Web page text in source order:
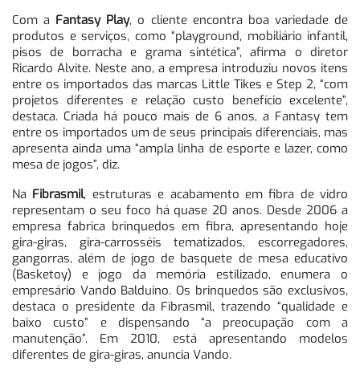
Com a Fantasy Play, o cliente encontra boa variedade de
produtos e serviços, como “playground, mobiliário infantil,
pisos de borracha e grama sintética”, afirma o diretor
Ricardo Alvite. Neste ano, a empresa introduziu novos itens
entre os importados das marcas Little Tikes e Step 2, “com
projetos diferentes e relação custo benefício excelente”,
destaca. Criada há pouco mais de 6 anos, a Fantasy tem
entre os importados um de seus principais diferenciais, mas
apresenta ainda uma “ampla linha de esporte e lazer, como
mesa de jogos”, diz.
Na Fibrasmil, estruturas e acabamento em fibra de vidro
representam o seu foco há quase 20 anos. Desde 2006 a
empresa fabrica brinquedos em fibra, apresentando hoje
gira-giras, gira-carrosséis tematizados, escorregadores,
gangorras, além de jogo de basquete de mesa educativo
(Basketoy) e jogo da memória estilizado, enumera o
empresário Vando Balduino. Os brinquedos são exclusivos,
destaca o presidente da Fibrasmil, trazendo “qualidade e
baixo custo” e dispensando “a preocupação com a
manutenção”. Em 2010, está apresentando modelos
diferentes de gira-giras, anuncia Vando.